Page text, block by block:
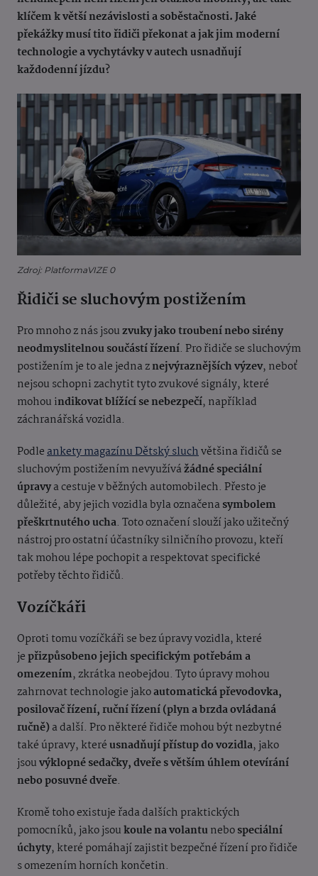
klíčem k větší nezávislosti a soběstačnosti. Jaké
překážky musí tito řidiči překonat a jak jim moderní
technologie a vychytávky v autech usnadňují
každodenní jízdu?
Zdroj: PlatformaVIZE 0
Řidiči se sluchovým postižením
Pro mnoho z nás jsouzvuky jako troubení nebo sirény
neodmyslitelnou součástí řízení. Pro řidiče se sluchovým
postižením je to ale jedna znejvýraznějších výzev, neboť
nejsou schopni zachytit tyto zvukové signály, které
mohou indikovat blížící se nebezpečí, například
záchranářská vozidla.
Podleankety magazínu Dětský sluchvětšina řidičů se
sluchovým postižením nevyužívážádné speciální
úpravya cestuje v běžných automobilech. Přesto je
důležité, aby jejich vozidla byla označenasymbolem
přeškrtnutého ucha. Toto označení slouží jako užitečný
nástroj pro ostatní účastníky silničního provozu, kteří
tak mohou lépe pochopit a respektovat specifické
potřeby těchto řidičů.
Vozíčkáři
Oproti tomu vozíčkáři se bez úpravy vozidla, které
je přizpůsobeno jejich specifickým potřebám a
omezením, zkrátka neobejdou. Tyto úpravy mohou
zahrnovat technologie jakoautomatická převodovka,
posilovač řízení, ruční řízení (plyn a brzda ovládaná
ručně)a další. Pro některé řidiče mohou být nezbytné
také úpravy, které usnadňují přístup do vozidla, jako
jsouvýklopné sedačky, dveře s větším úhlem otevírání
nebo posuvné dveře.
Kromě toho existuje řada dalších praktických
pomocníků, jako jsoukoule na volantunebospeciální
úchyty, které pomáhají zajistit bezpečné řízení pro řidiče
s omezením horních končetin.